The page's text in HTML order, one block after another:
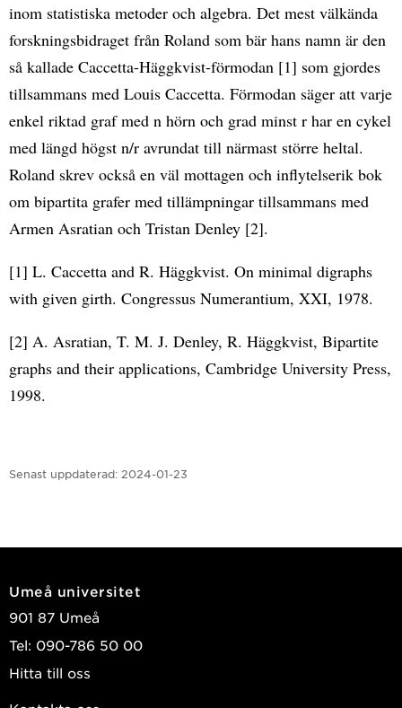
inom statistiska metoder och algebra. Det mest välkända
forskningsbidraget från Roland som bär hans namn är den
så kallade Caccetta-Häggkvist-förmodan [1] som gjordes
tillsammans med Louis Caccetta. Förmodan säger att varje
enkel riktad graf med n hörn och grad minst r har en cykel
med längd högst n/r avrundat till närmast större heltal.
Roland skrev också en väl mottagen och inflytelserik bok
om bipartita grafer med tillämpningar tillsammans med
Armen Asratian och Tristan Denley [2].
[1] L. Caccetta and R. Häggkvist. On minimal digraphs
with given girth. Congressus Numerantium, XXI, 1978.
[2] A. Asratian, T. M. J. Denley, R. Häggkvist, Bipartite
graphs and their applications, Cambridge University Press,
1998.
Senast uppdaterad: 2024-01-23
Umeå universitet
901 87 Umeå
Tel: 090-786 50 00
Hitta till oss